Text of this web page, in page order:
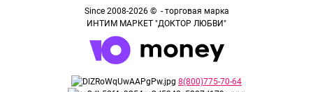
Since 2008-2026 © - торговая марка
ИНТИМ МАРКЕТ "ДОКТОР ЛЮБВИ"
8(800)775-70-64